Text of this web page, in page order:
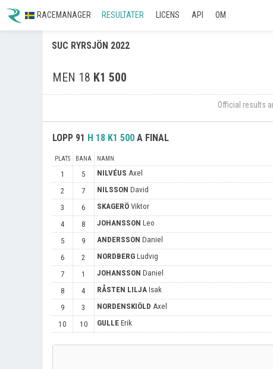
RACEMANAGER RESULTATER LICENS API OM
SUC RYRSJÖN 2022
MEN 18 K1 500
Official results
LOPP 91 H 18 K1 500 A FINAL
PLATS BANA NAMN
1 5 NILVÉUS Axel
2
7 NILSSON David
3
6 SKAGERÖ Viktor
4
8 JOHANSSON Leo
5
9 ANDERSSON Daniel
6
2 NORDBERG Ludvig
7
1 JOHANSSON Daniel
8
4 RÅSTEN LILJA Isak
9
3 NORDENSKIÖLD Axel
10
10 GULLE Erik